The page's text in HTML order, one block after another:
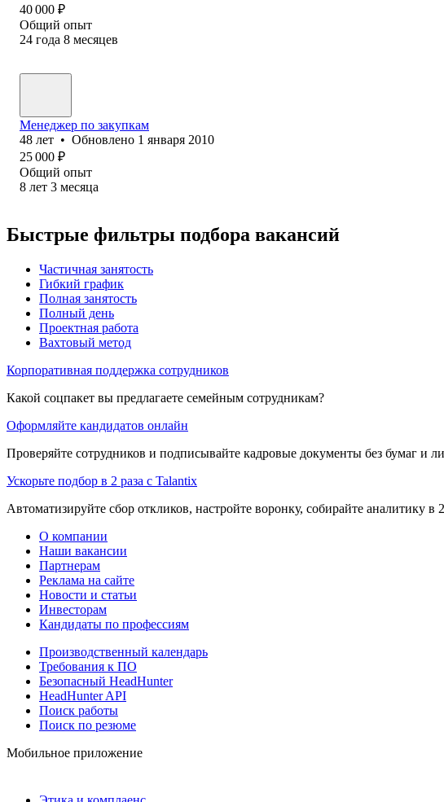
40 000 ₽
Общий опыт
24 года 8 месяцев
Менеджер по закупкам
48 лет • Обновлено 1 января 2010
25 000 ₽
Общий опыт
8 лет 3 месяца
Быстрые фильтры подбора вакансий
Частичная занятость
Гибкий график
Полная занятость
Полный день
Проектная работа
Вахтовый метод
Корпоративная поддержка сотрудников
Какой соцпакет вы предлагаете семейным сотрудникам?
Оформляйте кандидатов онлайн
Проверяйте сотрудников и подписывайте кадровые документы без бумаг и
Ускорьте подбор в 2 раза с Talantix
Автоматизируйте сбор откликов, настройте воронку, собирайте аналитику в
О компании
Наши вакансии
Партнерам
Реклама на сайте
Новости и статьи
Инвесторам
Кандидаты по профессиям
Производственный календарь
Требования к ПО
Безопасный HeadHunter
HeadHunter API
Поиск работы
Поиск по резюме
Мобильное приложение